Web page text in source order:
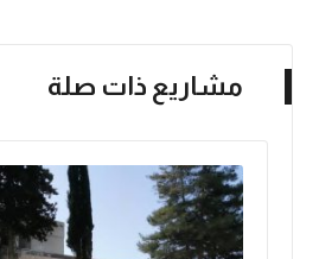
مشاريع ذات صلة